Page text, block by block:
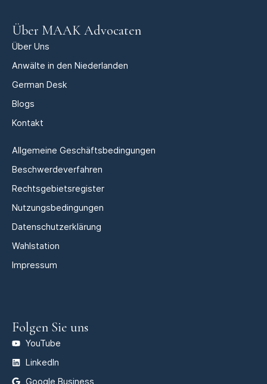
Über MAAK Advocaten
Über Uns
Anwälte in den Niederlanden
German Desk
Blogs
Kontakt
Allgemeine Geschäftsbedingungen
Beschwerdeverfahren
Rechtsgebietsregister
Nutzungsbedingungen
Datenschutzerklärung
Wahlstation
Impressum
Folgen Sie uns
YouTube
LinkedIn
Google Business